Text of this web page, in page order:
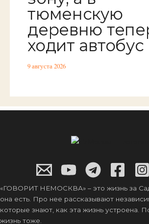
тюменскую
деревню
ходит автобус
9 августа 2026
«ГОВОРИТ НЕМОСКВА» – это жизнь за
она есть. Про нее рассказывают
которые знают, как эта жизнь устроена.
жизнь тоже.